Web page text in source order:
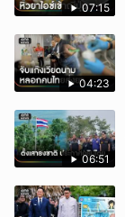
07:15
04:23
06:51